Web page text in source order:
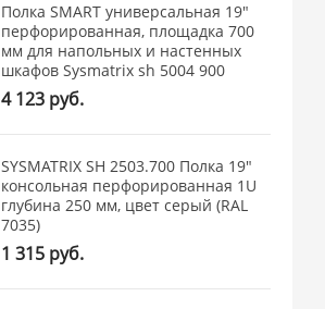
Полка SMART универсальная 19"
перфорированная, площадка 700
мм для напольных и настенных
шкафов Sysmatrix sh 5004 900
4 123 руб.
SYSMATRIX SH 2503.700 Полка 19"
консольная перфорированная 1U
глубина 250 мм, цвет серый (RAL
7035)
1 315 руб.